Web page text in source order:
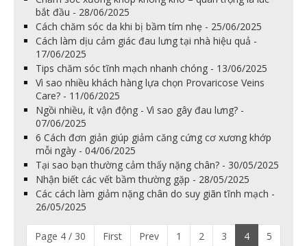
bắt đầu - 28/06/2025
Cách chăm sóc da khi bị bầm tím nhẹ - 25/06/2025
Cách làm dịu cảm giác đau lưng tại nhà hiệu quả -
17/06/2025
Tips chăm sóc tĩnh mạch nhanh chóng - 13/06/2025
Vì sao nhiều khách hàng lựa chọn Provaricose Veins
Care? - 11/06/2025
Ngồi nhiều, ít vận động - Vì sao gây đau lưng? -
07/06/2025
6 Cách đơn giản giúp giảm căng cứng cơ xương khớp
mỗi ngày - 04/06/2025
Tại sao bạn thường cảm thấy nặng chân? - 30/05/2025
Nhận biết các vết bầm thường gặp - 28/05/2025
Các cách làm giảm nặng chân do suy giãn tĩnh mạch -
26/05/2025
Page 4 / 30 First Prev 1 2 3 4
5